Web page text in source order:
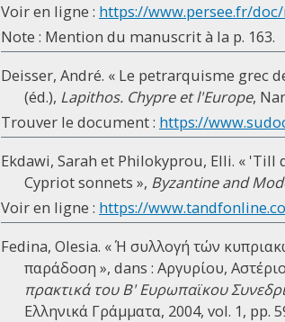
Voir en ligne : https://www.persee.fr/doc/
Note : Mention du manuscrit à la p. 163.
Deisser, André. « Le petrarquisme grec
(éd.), Lapithos. Chypre et l'Europe,
Trouver le document : https://
Ekdawi, Sarah et Philokyprou, Elli. «
Cypriot sonnets », Byzantine and
Voir en ligne : https://
Fedina, Olesia. « Ή συλλογή τών
παράδοση », dans : Αργυρίου,
πρακτικά του Β' Ευρωπαϊκου
Ελληνικά Γράμματα, 2004, vol. 1, pp.